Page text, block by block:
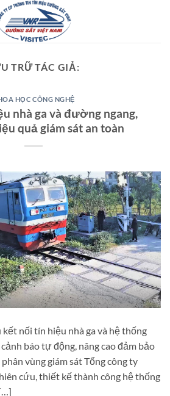
TRỮ TÁC GIẢ:
HỌC CÔNG NGHỆ
nhà ga và đường ngang,
quả giám sát an toàn
nối tín hiệu nhà ga và hệ thống
báo tự động, nâng cao đảm bảo
vùng giám sát Tổng công ty
cứu, thiết kế thành công hệ thống